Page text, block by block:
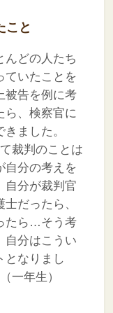
こと
んどの人たち
ていたことを
被告を例に考
ら、検察官に
ました。
裁判のことは
自分の考えを
自分が裁判官
だったら、
たら…そう考
自分はこうい
となりまし
一年生）